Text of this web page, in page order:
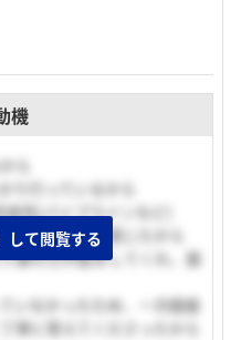
機
ら
り行っているから
性(パイプラインなど)
くれていると感じたから
事の方が励ましてくれ、面
いなかったため、一次面接
寧に答えてくださったから
して閲覧する